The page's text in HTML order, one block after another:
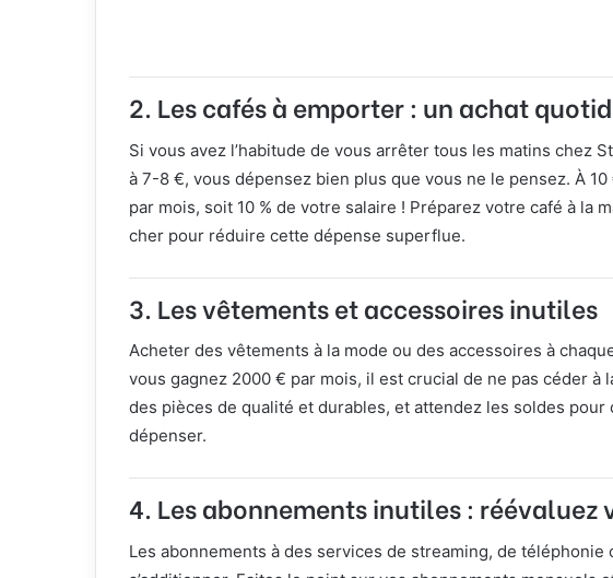
2. Les cafés à emporter : un achat
Si vous avez l’habitude de vous arrêter tous les matins chez
à 7-8 €, vous dépensez bien plus que vous ne le pensez. À
par mois, soit 10 % de votre salaire ! Préparez votre café à la
cher pour réduire cette dépense superflue.
3. Les vêtements et accessoires inutiles
Acheter des vêtements à la mode ou des accessoires à
vous gagnez 2000 € par mois, il est crucial de ne pas céder
des pièces de qualité et durables, et attendez les soldes
dépenser.
4. Les abonnements inutiles : réévaluez
Les abonnements à des services de streaming, de